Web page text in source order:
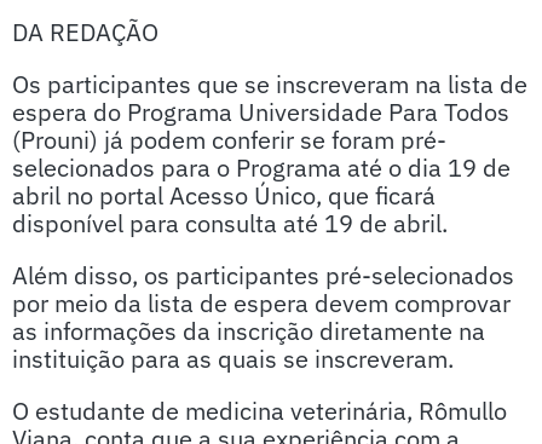
DA REDAÇÃO
Os participantes que se inscreveram na lista de
espera do Programa Universidade Para Todos
(Prouni) já podem conferir se foram pré-
selecionados para o Programa até o dia 19 de
abril no portal Acesso Único, que ficará
disponível para consulta até 19 de abril.
Além disso, os participantes pré-selecionados
por meio da lista de espera devem comprovar
as informações da inscrição diretamente na
instituição para as quais se inscreveram.
O estudante de medicina veterinária, Rômullo